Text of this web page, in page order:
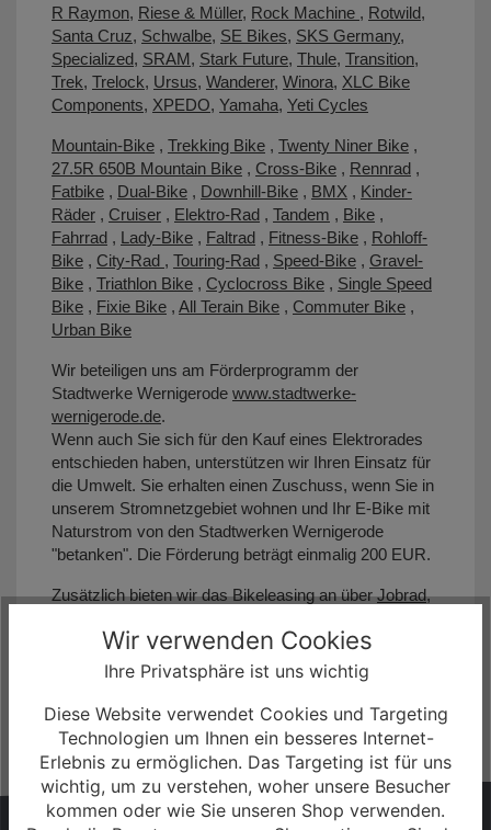
R Raymon, Riese & Müller, Rock Machine , Rotwild,
Santa Cruz, Schwalbe, SE Bikes, SKS Germany,
Specialized, SRAM, Stark Future, Thule, Transition,
Trek, Trelock, Ursus, Wanderer, Winora, XLC Bike
Components, XPEDO, Yamaha, Yeti Cycles
Mountain-Bike , Trekking Bike , Twenty Niner Bike ,
27.5R 650B Mountain Bike , Cross-Bike , Rennrad ,
Fatbike , Dual-Bike , Downhill-Bike , BMX , Kinder-
Räder , Cruiser , Elektro-Rad , Tandem , Bike ,
Fahrrad , Lady-Bike , Faltrad , Fitness-Bike , Rohloff-
Bike , City-Rad , Touring-Rad , Speed-Bike , Gravel-
Bike , Triathlon Bike , Cyclocross Bike , Single Speed
Bike , Fixie Bike , All Terain Bike , Commuter Bike ,
Urban Bike
Wir beteiligen uns am Förderprogramm der
Stadtwerke Wernigerode www.stadtwerke-
wernigerode.de.
Wenn auch Sie sich für den Kauf eines Elektrorades
entschieden haben, unterstützen wir Ihren Einsatz für
die Umwelt. Sie erhalten einen Zuschuss, wenn Sie in
unserem Stromnetzgebiet wohnen und Ihr E-Bike mit
Naturstrom von den Stadtwerken Wernigerode
"betanken". Die Förderung beträgt einmalig 200 EUR.
Zusätzlich bieten wir das Bikeleasing an überJobrad,
eine 0,0% Finanzierung bis zu einer Laufzeit von 12
Monaten.
HABEN SIE FRAGEN?
Wir verwenden Cookies
Ihre Privatsphäre ist uns wichtig
Diese Website verwendet Cookies und Targeting
Technologien um Ihnen ein besseres Internet-
Erlebnis zu ermöglichen. Das Targeting ist für uns
wichtig, um zu verstehen, woher unsere Besucher
kommen oder wie Sie unseren Shop verwenden.